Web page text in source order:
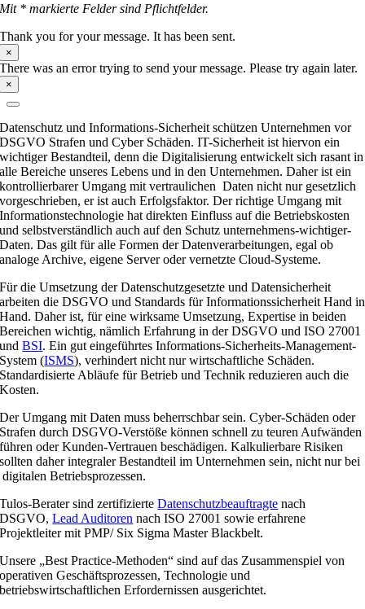
Mit * markierte Felder sind Pflichtfelder.
Thank you for your message. It has been sent.
×
There was an error trying to send your message. Please try again later.
×
Datenschutz und Informations-Sicherheit schützen Unternehmen vor
DSGVO Strafen und Cyber Schäden. IT-Sicherheit ist hiervon ein
wichtiger Bestandteil, denn die Digitalisierung entwickelt sich rasant in
alle Bereiche unseres Lebens und in den Unternehmen. Daher ist ein
kontrollierbarer Umgang mit vertraulichen Daten nicht nur gesetzlich
vorgeschrieben, er ist auch Erfolgsfaktor. Der richtige Umgang mit
Informationstechnologie hat direkten Einfluss auf die Betriebskosten
und selbstverständlich auch auf den Schutz unternehmens-wichtiger-
Daten. Das gilt für alle Formen der Datenverarbeitungen, egal ob
analoge Archive, eigene Server oder vernetzte Cloud-Systeme.
Für die Umsetzung der Datenschutzgesetzte und Datensicherheit
arbeiten die DSGVO und Standards für Informationssicherheit Hand in
Hand. Daher ist, für eine wirksame Umsetzung, Expertise in beiden
Bereichen wichtig, nämlich Erfahrung in der DSGVO und ISO 27001
undBSI. Ein gut eingeführtes Informations-Sicherheits-Management-
System (ISMS), verhindert nicht nur wirtschaftliche Schäden.
Standardisierte Abläufe für Betrieb und Technik reduzieren auch die
Kosten.
Der Umgang mit Daten muss beherrschbar sein. Cyber-Schäden oder
Strafen durch DSGVO-Verstöße können schnell zu teuren Aufwänden
führen oder Kunden-Vertrauen beschädigen. Kalkulierbare Risiken
sollten daher integraler Bestandteil im Unternehmen sein, nicht nur bei
digitalen Betriebsprozessen.
Tulos-Berater sind zertifizierteDatenschutzbeauftragte nach
DSGVO,Lead Auditoren nach ISO 27001 sowie erfahrene
Projektleiter mit PMP/ Six Sigma Master Blackbelt.
Unsere „Best Practice-Methoden“ sind auf das Zusammenspiel von
operativen Geschäftsprozessen, Technologie und
betriebswirtschaftlichen Erfordernissen ausgerichtet.